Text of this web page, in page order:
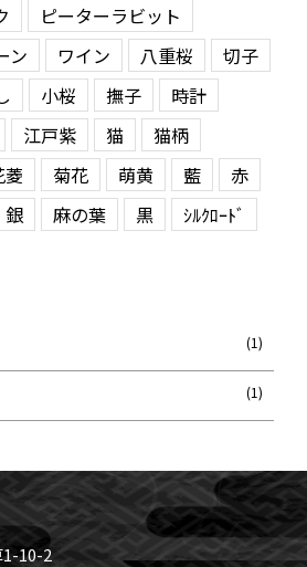
ピーターラビット
ン ワイン 八重桜
切子
小桜 撫子
時計
江戸紫 猫
猫柄
菱 菊花 萌黄 藍
赤
銀 麻の葉 黒 ｼﾙｸﾛｰﾄﾞ
(1)
(1)
10-2